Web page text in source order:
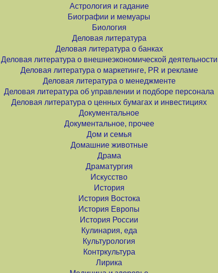
Астрология и гадание
Биографии и мемуары
Биология
Деловая литература
Деловая литература о банках
Деловая литература о внешнеэкономической деятельности
Деловая литература о маркетинге, PR и рекламе
Деловая литература о менеджменте
Деловая литература об управлении и подборе персонала
Деловая литература о ценных бумагах и инвестициях
Документальное
Документальное, прочее
Дом и семья
Домашние животные
Драма
Драматургия
Искусство
История
История Востока
История Европы
История России
Кулинария, еда
Культурология
Контркультура
Лирика